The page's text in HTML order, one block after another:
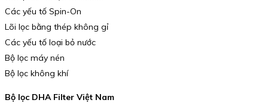
Các yếu tố Spin-On
Lõi lọc bằng thép không gỉ
Các yếu tố loại bỏ nước
Bộ lọc máy nén
Bộ lọc không khí
Bộ lọc DHA Filter Việt Nam